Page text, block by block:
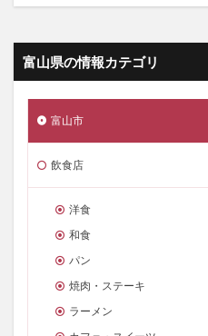
富山県の情報カテゴリ
富山市
飲食店
洋食
和食
パン
焼肉・ステーキ
ラーメン